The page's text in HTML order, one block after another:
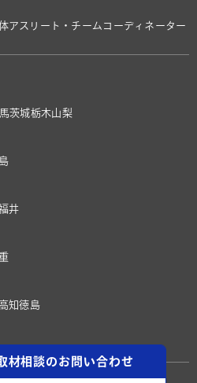
材相談のお問い合わせ
アスリート・チーム コーディネーター
茨城栃木山梨
井
高知徳島